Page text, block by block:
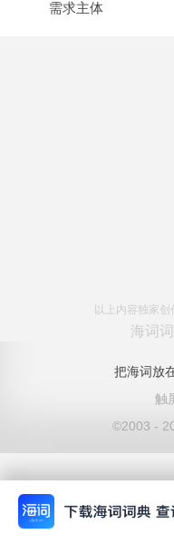
需求主体
以上内容独家
海词
把海词放
触
©2003 -